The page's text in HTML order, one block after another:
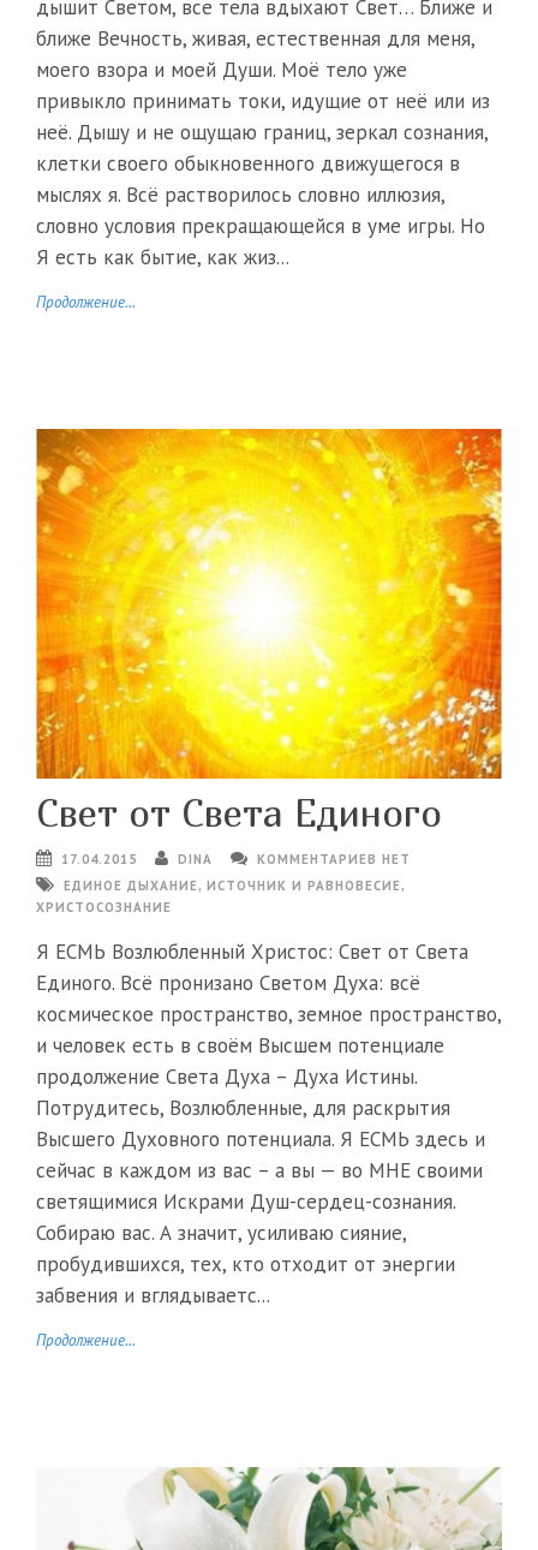
дышит Светом, все тела вдыхают Свет… Ближе и
ближе Вечность, живая, естественная для меня,
моего взора и моей Души. Моё тело уже
привыкло принимать токи, идущие от неё или из
неё. Дышу и не ощущаю границ, зеркал сознания,
клетки своего обыкновенного движущегося в
мыслях я. Всё растворилось словно иллюзия,
словно условия прекращающейся в уме игры. Но
Я есть как бытие, как жиз...
Продолжение...
Свет от Света Единого
17.04.2015 DINA
КОММЕНТАРИЕВ НЕТ
ЕДИНОЕ ДЫХАНИЕ, ИСТОЧНИК И РАВНОВЕСИЕ,
ХРИСТОСОЗНАНИЕ
Я ЕСМЬ Возлюбленный Христос: Свет от Света
Единого. Всё пронизано Светом Духа: всё
космическое пространство, земное пространство,
и человек есть в своём Высшем потенциале
продолжение Света Духа – Духа Истины.
Потрудитесь, Возлюбленные, для раскрытия
Высшего Духовного потенциала. Я ЕСМЬ здесь и
сейчас в каждом из вас – а вы — во МНЕ своими
светящимися Искрами Душ-сердец-сознания.
Собираю вас. А значит, усиливаю сияние,
пробудившихся, тех, кто отходит от энергии
забвения и вглядываетс...
Продолжение...